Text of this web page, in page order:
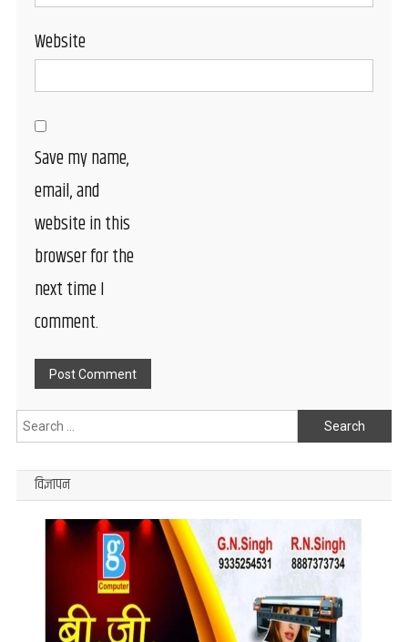
Website
Save my name,
email, and
website in this
browser for the
next time I
comment.
Search
for:
विज्ञापन